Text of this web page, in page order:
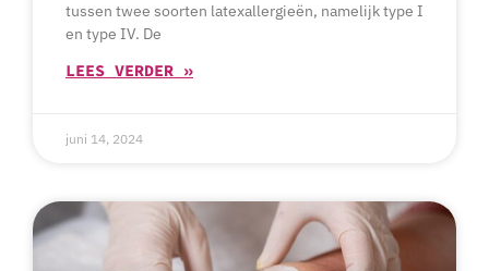
tussen twee soorten latexallergieën, namelijk type I
en type IV. De
LEES VERDER »
juni 14, 2024